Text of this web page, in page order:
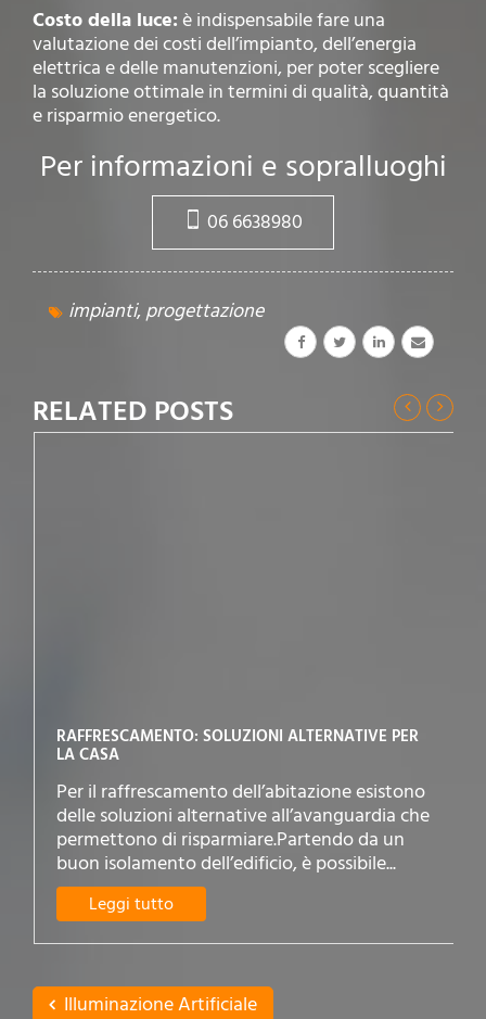
Costo della luce: è indispensabile fare una
valutazione dei costi dell’impianto, dell’energia
elettrica e delle manutenzioni, per poter scegliere
la soluzione ottimale in termini di qualità, quantità
e risparmio energetico.
Per informazioni e sopralluoghi
06 6638980
impianti, progettazione
RELATED POSTS
RAFFRESCAMENTO: SOLUZIONI ALTERNATIVE PER
LA CASA
Per il raffrescamento dell’abitazione esistono
delle soluzioni alternative all’avanguardia che
permettono di risparmiare.Partendo da un
buon isolamento dell’edificio, è possibile...
Leggi tutto
Illuminazione Artificiale